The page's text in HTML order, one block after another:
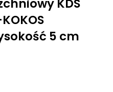
KDS
5 cm